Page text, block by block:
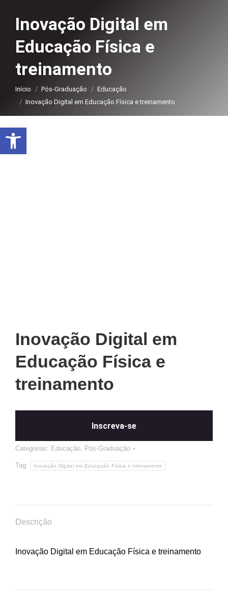
Inovação Digital em
Educação Física e
treinamento
Você está aqui:
Início Pós-Graduação
Educação
Inovação Digital em Educação Física e treinamento
Inovação Digital em
Educação Física e
treinamento
Inscreva-se
Categorias: Educação, Pós-Graduação
Tag: Inovação Digital em Educação Física e treinamento
Descrição
Inovação Digital em Educação Física e treinamento
Abrir a barra de ferramentas